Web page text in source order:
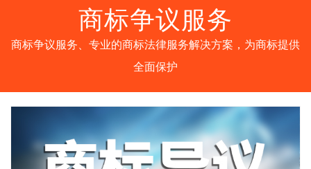
商标争议服务
商标争议服务、专业的商标法律服务解决方案，为商标提供
全面保护